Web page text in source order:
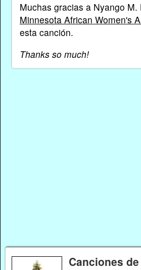
Muchas gracias a Nyango
Minnesota African Women's
esta canción.
Thanks so much!
Canciones